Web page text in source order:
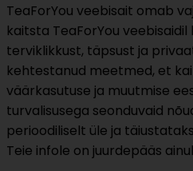
TeaForYou veebisait omab
kaitsta TeaForYou
terviklikkust, täpsust ja
kehtestanud meetmed, et
väärkasutuse ja muutmise
turvalisusega seonduvaid
perioodiliselt üle ja
Teie infole on juurdepääs